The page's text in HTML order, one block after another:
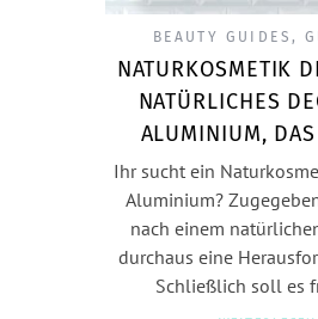
BEAUTY GUIDES ,
NATURKOSMETIK
NATÜRLICHES
ALUMINIUM,
Ihr sucht ein
Aluminium?
nach einem
durchaus eine
Schließlich soll es